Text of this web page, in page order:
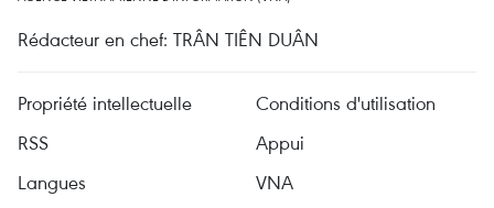
Rédacteur en chef: TRÂN TIÊN DUÂN
Propriété intellectuelle
Conditions d'utilisation
RSS
Appui
Langues
VNA